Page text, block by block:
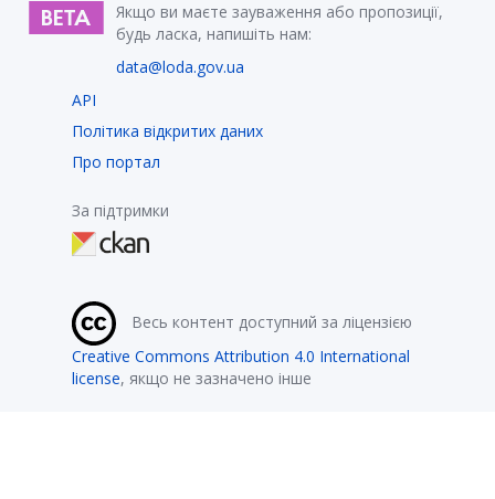
Якщо ви маєте зауваження або пропозиції,
будь ласка, напишіть нам:
data@loda.gov.ua
API
Політика відкритих даних
Про портал
За підтримки
Весь контент доступний за ліцензією
Creative Commons Attribution 4.0 International
license, якщо не зазначено інше